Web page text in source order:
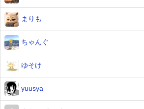
まりも
ちゃんぐ
ゆそけ
yuusya